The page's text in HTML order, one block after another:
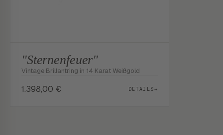
"Sternenfeuer"
Vintage Brillantring in 14 Karat Weißgold
1.398,00 € DETAILS→